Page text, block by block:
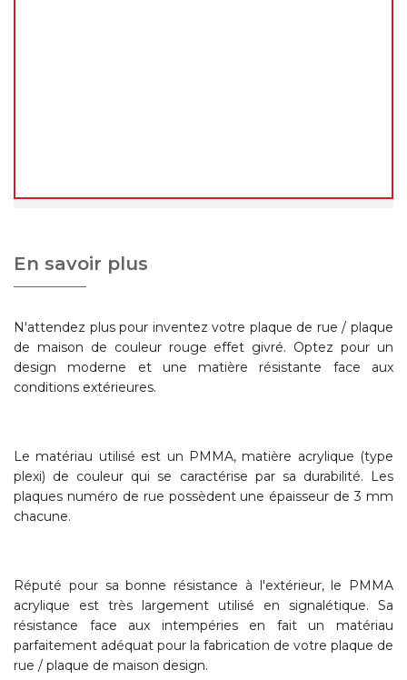
En savoir plus
N'attendez plus pour inventez votre plaque de rue / plaque
de maison de couleur rouge effet givré. Optez pour un
design moderne et une matière résistante face aux
conditions extérieures.
Le matériau utilisé est un PMMA, matière acrylique (type
plexi) de couleur qui se caractérise par sa durabilité. Les
plaques numéro de rue possèdent une épaisseur de 3 mm
chacune.
Réputé pour sa bonne résistance à l'extérieur, le PMMA
acrylique est très largement utilisé en signalétique. Sa
résistance face aux intempéries en fait un matériau
parfaitement adéquat pour la fabrication de votre plaque de
rue / plaque de maison design.